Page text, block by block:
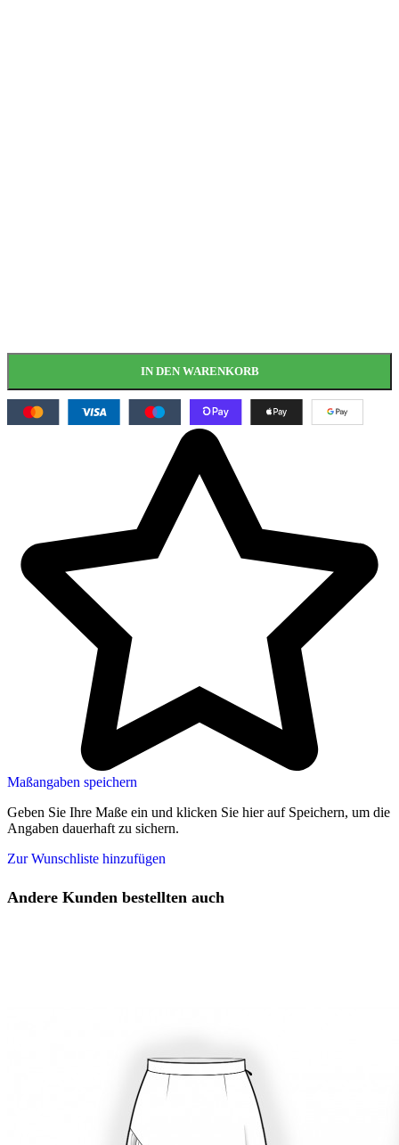
IN DEN WARENKORB
Maßangaben speichern
Geben Sie Ihre Maße ein und klicken Sie hier auf Speichern, um die
Angaben dauerhaft zu sichern.
Zur Wunschliste hinzufügen
Andere Kunden bestellten auch